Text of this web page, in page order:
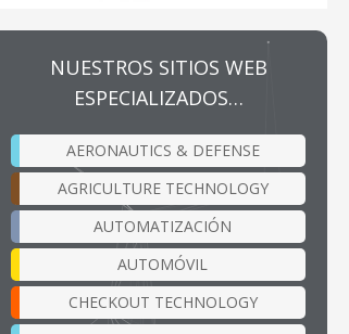
NUESTROS SITIOS WEB
ESPECIALIZADOS…
AERONAUTICS & DEFENSE
AGRICULTURE TECHNOLOGY
AUTOMATIZACIÓN
AUTOMÓVIL
CHECKOUT TECHNOLOGY